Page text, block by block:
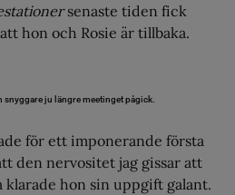
senaste tiden fick
hon och Rosie är tillbaka.
ju längre meetinget pågick.
för ett imponerande första
den nervositet jag gissar att
klarade hon sin uppgift galant.